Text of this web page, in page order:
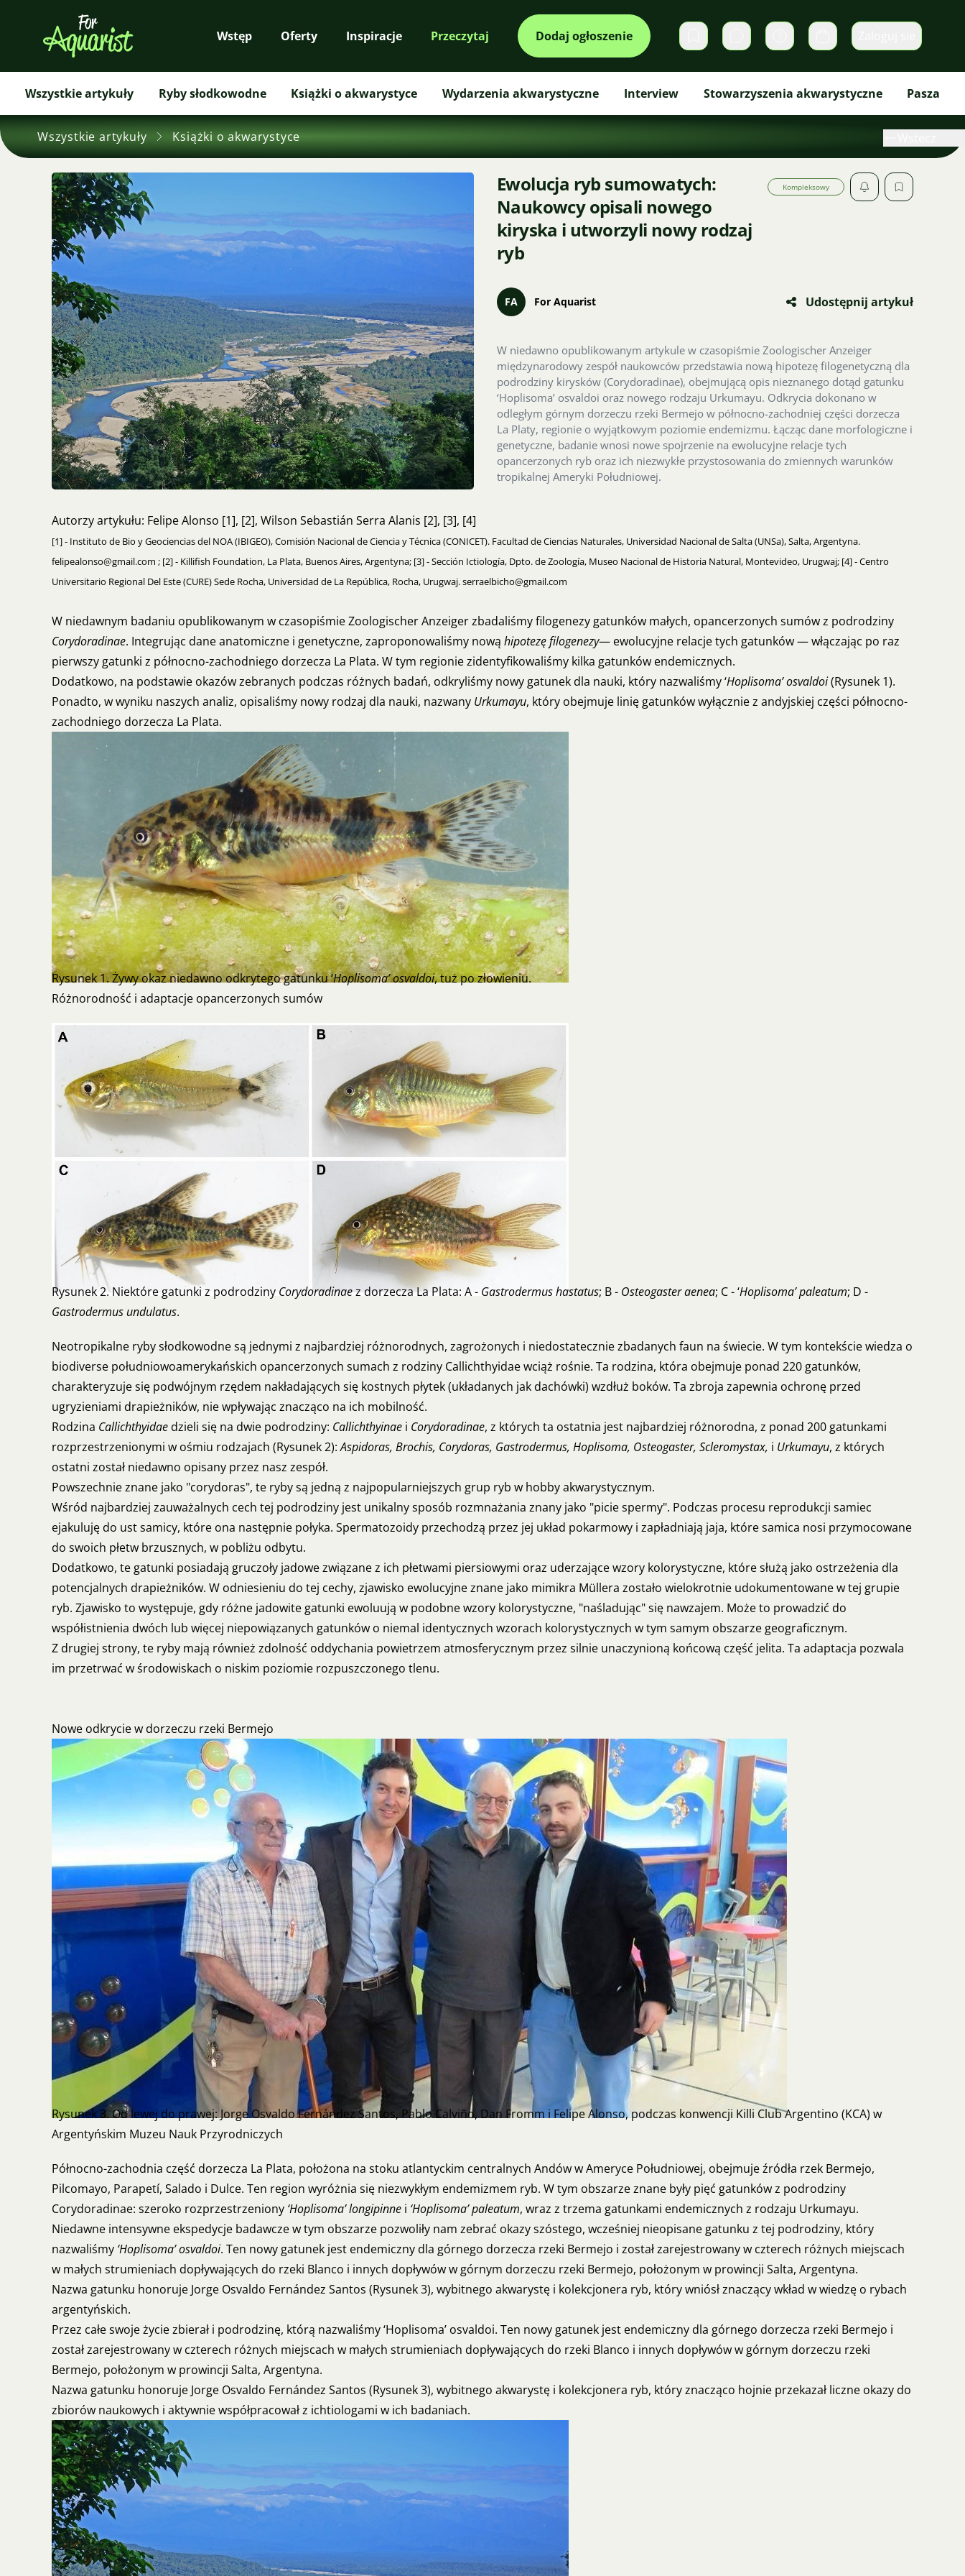
Wstęp Oferty Inspiracje Przeczytaj Dodaj ogłoszenie Prywatne wiadomości
Koszyk
Wszystkie artykuły Ryby słodkowodne Książki o akwarystyce Wydarzenia akwarystyczne Interview Stowarzyszenia akwarystyczne Pasza
Wszystkie artykuły Książki o akwarystyce
Ewolucja ryb sumowatych:
Naukowcy opisali nowego
kiryska i utworzyli nowy rodzaj
ryb
Kompleksowy
FA For Aquarist Udostępnij artykuł
W niedawno opublikowanym artykule w czasopiśmie Zoologischer Anzeiger
międzynarodowy zespół naukowców przedstawia nową hipotezę filogenetyczną dla
podrodziny kirysków (Corydoradinae), obejmującą opis nieznanego dotąd gatunku
‘Hoplisoma’ osvaldoi oraz nowego rodzaju Urkumayu. Odkrycia dokonano w
odległym górnym dorzeczu rzeki Bermejo w północno-zachodniej części dorzecza
La Platy, regionie o wyjątkowym poziomie endemizmu. Łącząc dane morfologiczne i
genetyczne, badanie wnosi nowe spojrzenie na ewolucyjne relacje tych
opancerzonych ryb oraz ich niezwykłe przystosowania do zmiennych warunków
tropikalnej Ameryki Południowej.
Autorzy artykułu: Felipe Alonso [1], [2], Wilson Sebastián Serra Alanis [2], [3], [4]
[1] - Instituto de Bio y Geociencias del NOA (IBIGEO), Comisión Nacional de Ciencia y Técnica (CONICET). Facultad de Ciencias Naturales, Universidad Nacional de Salta (UNSa), Salta, Argentyna.
felipealonso@gmail.com ; [2] - Killifish Foundation, La Plata, Buenos Aires, Argentyna; [3] - Sección Ictiología, Dpto. de Zoología, Museo Nacional de Historia Natural, Montevideo, Urugwaj; [4] - Centro
Universitario Regional Del Este (CURE) Sede Rocha, Universidad de La República, Rocha, Urugwaj. serraelbicho@gmail.com
W niedawnym badaniu opublikowanym w czasopiśmie Zoologischer Anzeiger zbadaliśmy filogenezy gatunków małych, opancerzonych sumów z podrodziny
Corydoradinae. Integrując dane anatomiczne i genetyczne, zaproponowaliśmy nową hipotezę filogenezy— ewolucyjne relacje tych gatunków — włączając po raz
pierwszy gatunki z północno-zachodniego dorzecza La Plata. W tym regionie zidentyfikowaliśmy kilka gatunków endemicznych.
Dodatkowo, na podstawie okazów zebranych podczas różnych badań, odkryliśmy nowy gatunek dla nauki, który nazwaliśmy ‘Hoplisoma’ osvaldoi(Rysunek 1).
Ponadto, w wyniku naszych analiz, opisaliśmy nowy rodzaj dla nauki, nazwany Urkumayu, który obejmuje linię gatunków wyłącznie z andyjskiej części północno-
zachodniego dorzecza La Plata.
Rysunek 1. Żywy okaz niedawno odkrytego gatunku ‘Hoplisoma’ osvaldoi, tuż po złowieniu.
Różnorodność i adaptacje opancerzonych sumów
Rysunek 2. Niektóre gatunki z podrodziny Corydoradinaez dorzecza La Plata: A - Gastrodermus hastatus; B - Osteogaster aenea; C - ‘Hoplisoma’ paleatum; D -
Gastrodermus undulatus.
Neotropikalne ryby słodkowodne są jednymi z najbardziej różnorodnych, zagrożonych i niedostatecznie zbadanych faun na świecie. W tym kontekście wiedza o
biodiverse południowoamerykańskich opancerzonych sumach z rodziny Callichthyidae wciąż rośnie. Ta rodzina, która obejmuje ponad 220 gatunków,
charakteryzuje się podwójnym rzędem nakładających się kostnych płytek (układanych jak dachówki) wzdłuż boków. Ta zbroja zapewnia ochronę przed
ugryzieniami drapieżników, nie wpływając znacząco na ich mobilność.
Rodzina Callichthyidae dzieli się na dwie podrodziny: Callichthyinae i Corydoradinae, z których ta ostatnia jest najbardziej różnorodna, z ponad 200 gatunkami
rozprzestrzenionymi w ośmiu rodzajach (Rysunek 2):Aspidoras, Brochis, Corydoras, Gastrodermus, Hoplisoma, Osteogaster, Scleromystax, i Urkumayu, z których
ostatni został niedawno opisany przez nasz zespół.
Powszechnie znane jako "corydoras", te ryby są jedną z najpopularniejszych grup ryb w hobby akwarystycznym.
Wśród najbardziej zauważalnych cech tej podrodziny jest unikalny sposób rozmnażania znany jako "picie spermy". Podczas procesu reprodukcji samiec
ejakuluję do ust samicy, które ona następnie połyka. Spermatozoidy przechodzą przez jej układ pokarmowy i zapładniają jaja, które samica nosi przymocowane
do swoich płetw brzusznych, w pobliżu odbytu.
Dodatkowo, te gatunki posiadają gruczoły jadowe związane z ich płetwami piersiowymi oraz uderzające wzory kolorystyczne, które służą jako ostrzeżenia dla
potencjalnych drapieżników. W odniesieniu do tej cechy, zjawisko ewolucyjne znane jako mimikra Müllera zostało wielokrotnie udokumentowane w tej grupie
ryb. Zjawisko to występuje, gdy różne jadowite gatunki ewoluują w podobne wzory kolorystyczne, "naśladując" się nawzajem. Może to prowadzić do
współistnienia dwóch lub więcej niepowiązanych gatunków o niemal identycznych wzorach kolorystycznych w tym samym obszarze geograficznym.
Z drugiej strony, te ryby mają również zdolność oddychania powietrzem atmosferycznym przez silnie unaczynioną końcową część jelita. Ta adaptacja pozwala
im przetrwać w środowiskach o niskim poziomie rozpuszczonego tlenu.
Nowe odkrycie w dorzeczu rzeki Bermejo
Rysunek 3. Od lewej do prawej: Jorge Osvaldo Fernández Santos, Pablo Calviño, Dan Fromm i Felipe Alonso, podczas konwencji Killi Club Argentino (KCA) w
Argentyńskim Muzeu Nauk Przyrodniczych
Północno-zachodnia część dorzecza La Plata, położona na stoku atlantyckim centralnych Andów w Ameryce Południowej, obejmuje źródła rzek Bermejo,
Pilcomayo, Parapetí, Salado i Dulce. Ten region wyróżnia się niezwykłym endemizmem ryb. W tym obszarze znane były pięć gatunków z podrodziny
Corydoradinae: szeroko rozprzestrzeniony ‘Hoplisoma’ longipinne i ‘Hoplisoma’ paleatum, wraz z trzema gatunkami endemicznych z rodzaju Urkumayu.
Niedawne intensywne ekspedycje badawcze w tym obszarze pozwoliły nam zebrać okazy szóstego, wcześniej nieopisane gatunku z tej podrodziny, który
nazwaliśmy ‘Hoplisoma’ osvaldoi. Ten nowy gatunek jest endemiczny dla górnego dorzecza rzeki Bermejo i został zarejestrowany w czterech różnych miejscach
w małych strumieniach dopływających do rzeki Blanco i innych dopływów w górnym dorzeczu rzeki Bermejo, położonym w prowincji Salta, Argentyna.
Nazwa gatunku honoruje Jorge Osvaldo Fernández Santos (Rysunek 3), wybitnego akwarystę i kolekcjonera ryb, który wniósł znaczący wkład w wiedzę o rybach
argentyńskich.
Przez całe swoje życie zbierał i podrodzinę, którą nazwaliśmy ‘Hoplisoma’ osvaldoi. Ten nowy gatunek jest endemiczny dla górnego dorzecza rzeki Bermejo i
został zarejestrowany w czterech różnych miejscach w małych strumieniach dopływających do rzeki Blanco i innych dopływów w górnym dorzeczu rzeki
Bermejo, położonym w prowincji Salta, Argentyna.
Nazwa gatunku honoruje Jorge Osvaldo Fernández Santos (Rysunek 3), wybitnego akwarystę i kolekcjonera ryb, który znacząco hojnie przekazał liczne okazy do
zbiorów naukowych i aktywnie współpracował z ichtiologami w ich badaniach.